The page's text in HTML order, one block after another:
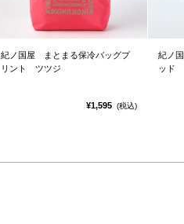
紀ノ国屋 まとまる保冷バッグプ
リント ツツジ
¥1,595 (税込)
紀ノ
ッド